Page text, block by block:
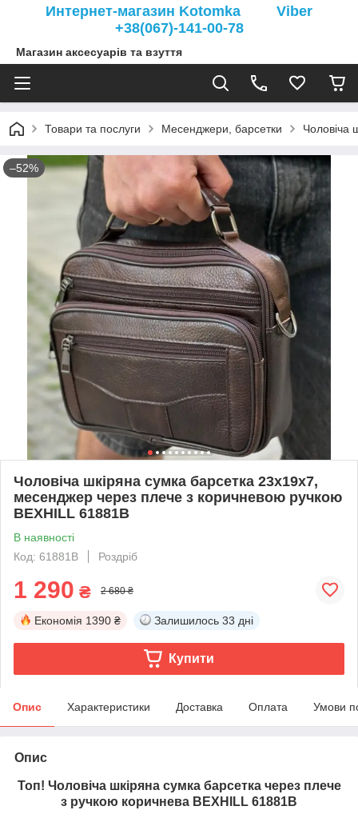
Интернет-магазин Kotomka Viber
+38(067)-141-00-78
Магазин аксесуарів та взуття
Товари та послуги Месенджери, барсетки Чоловіча
–52%
Чоловіча шкіряна сумка барсетка 23х19х7,
месенджер через плече з коричневою ручкою
BEXHILL 61881B
В наявності
Код: 61881B
Роздріб
1 290 ₴ 2 680 ₴
Економія 1390 ₴ Залишилось 33 дні
Купити
Опис Характеристики Доставка Оплата Умови
Опис
Топ! Чоловіча шкіряна сумка барсетка через плече
з ручкою коричнева BEXHILL 61881B